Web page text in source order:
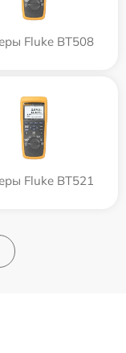
Fluke BT508
Fluke BT521